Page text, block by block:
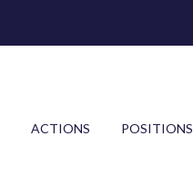
ACTIONS POSITIONS